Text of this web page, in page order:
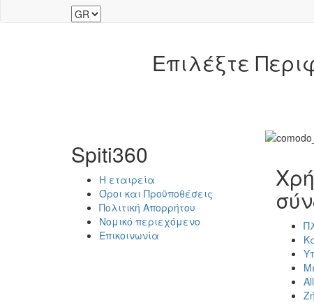
Επιλέξτε
Spiti360
Η εταιρεία
Όροι και Προϋποθέσεις
Πολιτική Απορρήτου
Νομικό περιεχόμενο
Επικοινωνία